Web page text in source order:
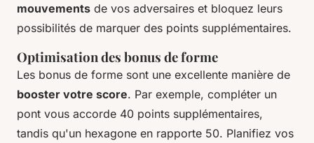
mouvements de vos adversaires et bloquez leurs
possibilités de marquer des points supplémentaires.
Optimisation des bonus de forme
Les bonus de forme sont une excellente manière de
booster votre score. Par exemple, compléter un
pont vous accorde 40 points supplémentaires,
tandis qu'un hexagone en rapporte 50. Planifiez vos